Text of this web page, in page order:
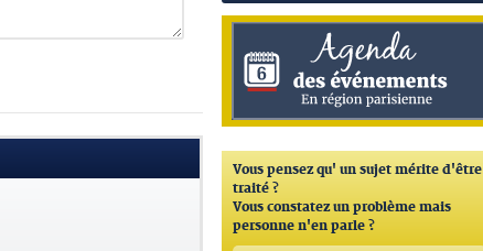
Vous pensez qu' un sujet mérite d'être
traité ?
Vous constatez un problème mais
personne n'en parle ?